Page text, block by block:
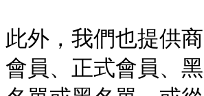
此外，我們也提供
會員、正式會員、